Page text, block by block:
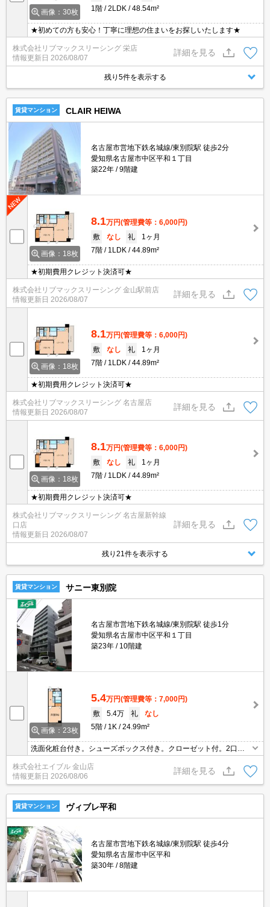
画像：30枚 1階 2LDK 48.54m²
★初めての方も安心！丁寧に理想の住まいをお探しいたします★
株式会社リブマックスリーシング 栄店
情報更新日 2026/08/07
詳細を見る
残り5件を表示する
賃貸マンション CLAIR HEIWA
名古屋市営地下鉄名城線/東別院駅 徒歩2分
愛知県名古屋市中区平和１丁目
築22年
9階建
画像：18枚
8.1万円(管理費等：6,000円)
敷
なし 礼
1ヶ月
7階
1LDK 44.89m²
★初期費用クレジット決済可★
株式会社リブマックスリーシング 金山駅前店
情報更新日 2026/08/07
詳細を見る
画像：18枚
8.1万円(管理費等：6,000円)
敷
なし 礼
1ヶ月
7階
1LDK 44.89m²
★初期費用クレジット決済可★
株式会社リブマックスリーシング 名古屋店
情報更新日 2026/08/07
詳細を見る
画像：18枚
8.1万円(管理費等：6,000円)
敷
なし 礼
1ヶ月
7階
1LDK 44.89m²
★初期費用クレジット決済可★
株式会社リブマックスリーシング 名古屋新幹線
口店
情報更新日 2026/08/07
詳細を見る
残り21件を表示する
賃貸マンション サニー東別院
名古屋市営地下鉄名城線/東別院駅 徒歩1分
愛知県名古屋市中区平和１丁目
築23年
10階建
画像：23枚
5.4万円(管理費等：7,000円)
敷
5.4万 礼
なし
5階
1K 24.99m²
洗面化粧台付き。シューズボックス付き。クローゼット付。2口ガ
スコンロ付。保証会社加入要(初回月額総額50%、月次月額総額
1%)。
株式会社エイブル 金山店
情報更新日 2026/08/06
詳細を見る
賃貸マンション ヴィブレ平和
名古屋市営地下鉄名城線/東別院駅 徒歩4分
愛知県名古屋市中区平和
築30年
8階建